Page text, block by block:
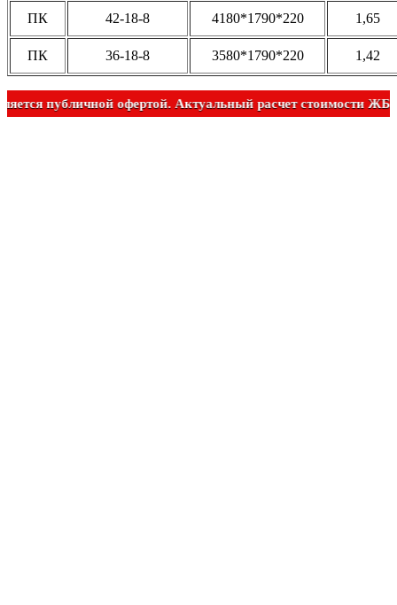
ПК 42-18-8 4180*1790*220 1,65
ПК 36-18-8 3580*1790*220 1,42
является публичной офертой. Актуальный расчет стоимости